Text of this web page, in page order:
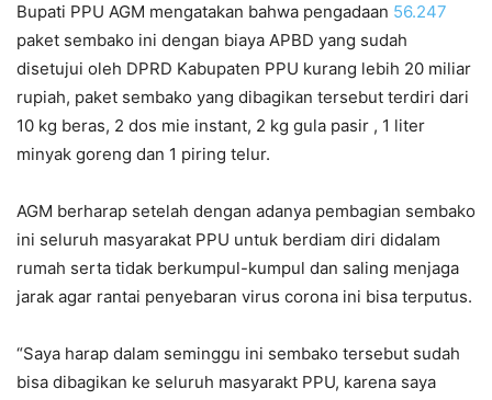
Bupati PPU AGM mengatakan bahwa pengadaan 56.247
paket sembako ini dengan biaya APBD yang sudah
disetujui oleh DPRD Kabupaten PPU kurang lebih 20 miliar
rupiah, paket sembako yang dibagikan tersebut terdiri dari
10 kg beras, 2 dos mie instant, 2 kg gula pasir , 1 liter
minyak goreng dan 1 piring telur.
AGM berharap setelah dengan adanya pembagian sembako
ini seluruh masyarakat PPU untuk berdiam diri didalam
rumah serta tidak berkumpul-kumpul dan saling menjaga
jarak agar rantai penyebaran virus corona ini bisa terputus.
“Saya harap dalam seminggu ini sembako tersebut sudah
bisa dibagikan ke seluruh masyarakt PPU, karena saya